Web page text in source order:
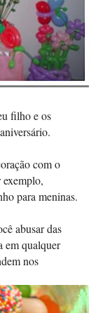
filho e os
com o
para meninas.
abusar das
em qualquer
nos